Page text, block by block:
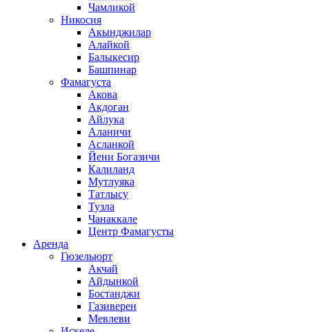
Чамликой
Никосия
Акынджилар
Алайкой
Балыкесир
Башпинар
Фамагуста
Акова
Акдоган
Айлука
Аланичи
Асланкой
Йени Богазичи
Калиланд
Мутлуяка
Татлысу
Тузла
Чанаккале
Центр Фамагусты
Аренда
Гюзельюрт
Акчай
Айдынкой
Бостанджи
Газиверен
Мевлеви